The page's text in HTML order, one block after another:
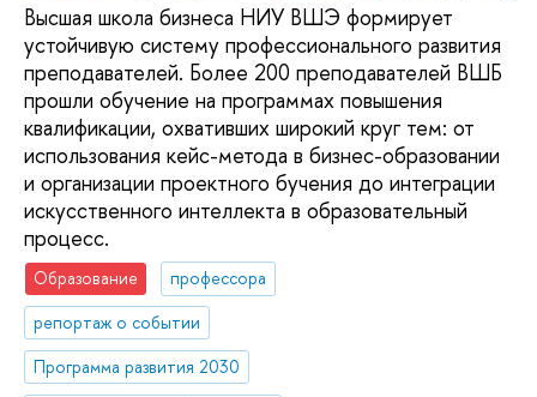
Высшая школа бизнеса НИУ ВШЭ формирует
устойчивую систему профессионального развития
преподавателей. Более 200 преподавателей ВШБ
прошли обучение на программах повышения
квалификации, охвативших широкий круг тем: от
использования кейс-метода в бизнес-образовании
и организации проектного бучения до интеграции
искусственного интеллекта в образовательный
процесс.
Образование
профессора
репортаж о событии
Программа развития 2030